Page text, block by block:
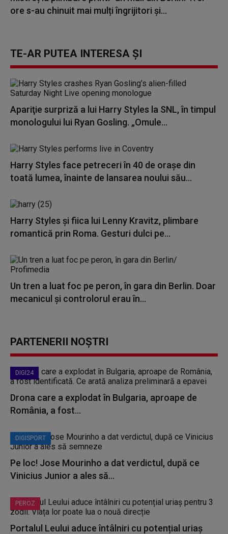
ore s-au chinuit mai mulți îngrijitori și...
TE-AR PUTEA INTERESA ȘI
Apariţie surpriză a lui Harry Styles la SNL, în timpul
monologului lui Ryan Gosling. „Omule...
Harry Styles face petreceri în 40 de orașe din
toată lumea, înainte de lansarea noului său...
Harry Styles și fiica lui Lenny Kravitz, plimbare
romantică prin Roma. Gesturi dulci pe...
Un tren a luat foc pe peron, în gara din Berlin. Doar
mecanicul și controlorul erau în...
PARTENERII NOȘTRI
DIGI24
Drona care a explodat în Bulgaria, aproape de
România, a fost...
DIGISPORT
Pe loc! Jose Mourinho a dat verdictul, după ce
Vinicius Junior a ales să...
PEROZ
Portalul Leului aduce întâlniri cu potențial uriaș